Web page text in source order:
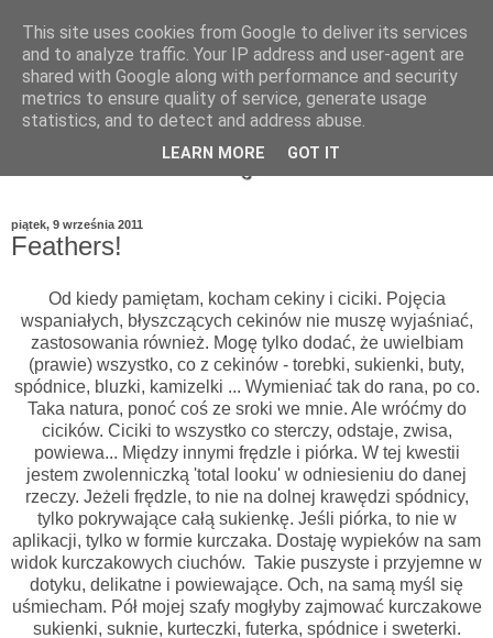
piątek, 9 września 2011
Feathers!
Od kiedy pamiętam, kocham cekiny i ciciki. Pojęcia
wspaniałych, błyszczących cekinów nie muszę wyjaśniać,
zastosowania również. Mogę tylko dodać, że uwielbiam
(prawie) wszystko, co z cekinów - torebki, sukienki, buty,
spódnice, bluzki, kamizelki ... Wymieniać tak do rana, po co.
Taka natura, ponoć coś ze sroki we mnie. Ale wróćmy do
cicików. Ciciki to wszystko co sterczy, odstaje, zwisa,
powiewa... Między innymi frędzle i piórka. W tej kwestii
jestem zwolenniczką 'total looku' w odniesieniu do danej
rzeczy. Jeżeli frędzle, to nie na dolnej krawędzi spódnicy,
tylko pokrywające całą sukienkę. Jeśli piórka, to nie w
aplikacji, tylko w formie kurczaka. Dostaję wypieków na sam
widok kurczakowych ciuchów. Takie puszyste i przyjemne w
dotyku, delikatne i powiewające. Och, na samą myśl się
uśmiecham. Pół mojej szafy mogłyby zajmować kurczakowe
sukienki, suknie, kurteczki, futerka, spódnice i sweterki.
This site uses cookies from Google to deliver its services
and to analyze traffic. Your IP address and user-agent are
shared with Google along with performance and security
metrics to ensure quality of service, generate usage
statistics, and to detect and address abuse.
LEARN MORE GOT IT